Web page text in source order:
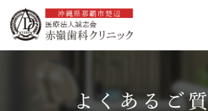
よくあるご